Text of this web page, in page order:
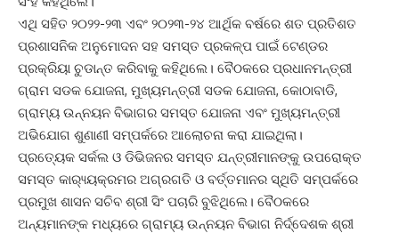
ଏଥି ସହିତ ୨୦୨୨-୨୩ ଏବଂ ୨୦୨୩-୨୪ ଆର୍ଥିକ ବର୍ଷରେ ଶତ ପ୍ରତିଶତ
ପ୍ରଶାସନିକ ଅନୁମୋଦନ ସହ ସମସ୍ତ ପ୍ରକଳ୍ପ ପାଇଁ ଟେଣ୍ଡର
ପ୍ରକ୍ରିୟା ଚୁଡାନ୍ତ କରିବାକୁ କହିଥିଲେ। ବୈଠକରେ ପ୍ରଧାନମନ୍ତ୍ରୀ
ଗ୍ରାମ ସଡକ ଯୋଜନା, ମୁଖ୍ୟମନ୍ତ୍ରୀ ସଡକ ଯୋଜନା, କୋଠାବାଡି,
ଗ୍ରାମ୍ୟ ଉନ୍ନୟନ ବିଭାଗର ସମସ୍ତ ଯୋଜନା ଏବଂ ମୁଖ୍ୟମନ୍ତ୍ରୀ
ଅଭିଯୋଗ ଶୁଣାଣୀ ସମ୍ପର୍କରେ ଆଲୋଚନା କରା ଯାଇଥିଲା।
ପ୍ରତ୍ୟେକ ସର୍କଲ ଓ ଡିଭିଜନର ସମସ୍ତ ଯନ୍ତ୍ରୀମାନଙ୍କୁ ଉପରୋକ୍ତ
ସମସ୍ତ କାର‌୍ୟ୍ୟକ୍ରମର ଅଗ୍ରଗତି ଓ ବର୍ତ୍ତମାନର ସ୍ଥିତି ସମ୍ପର୍କରେ
ପ୍ରମୁଖ ଶାସନ ସଚିବ ଶ୍ରୀ ସିଂ ପଚାରି ବୁଝିଥିଲେ। ବୈଠକରେ
ଅନ୍ୟମାନଙ୍କ ମଧ୍ୟରେ ଗ୍ରାମ୍ୟ ଉନ୍ନୟନ ବିଭାଗ ନିର୍ଦ୍ଦେଶକ ଶ୍ରୀ